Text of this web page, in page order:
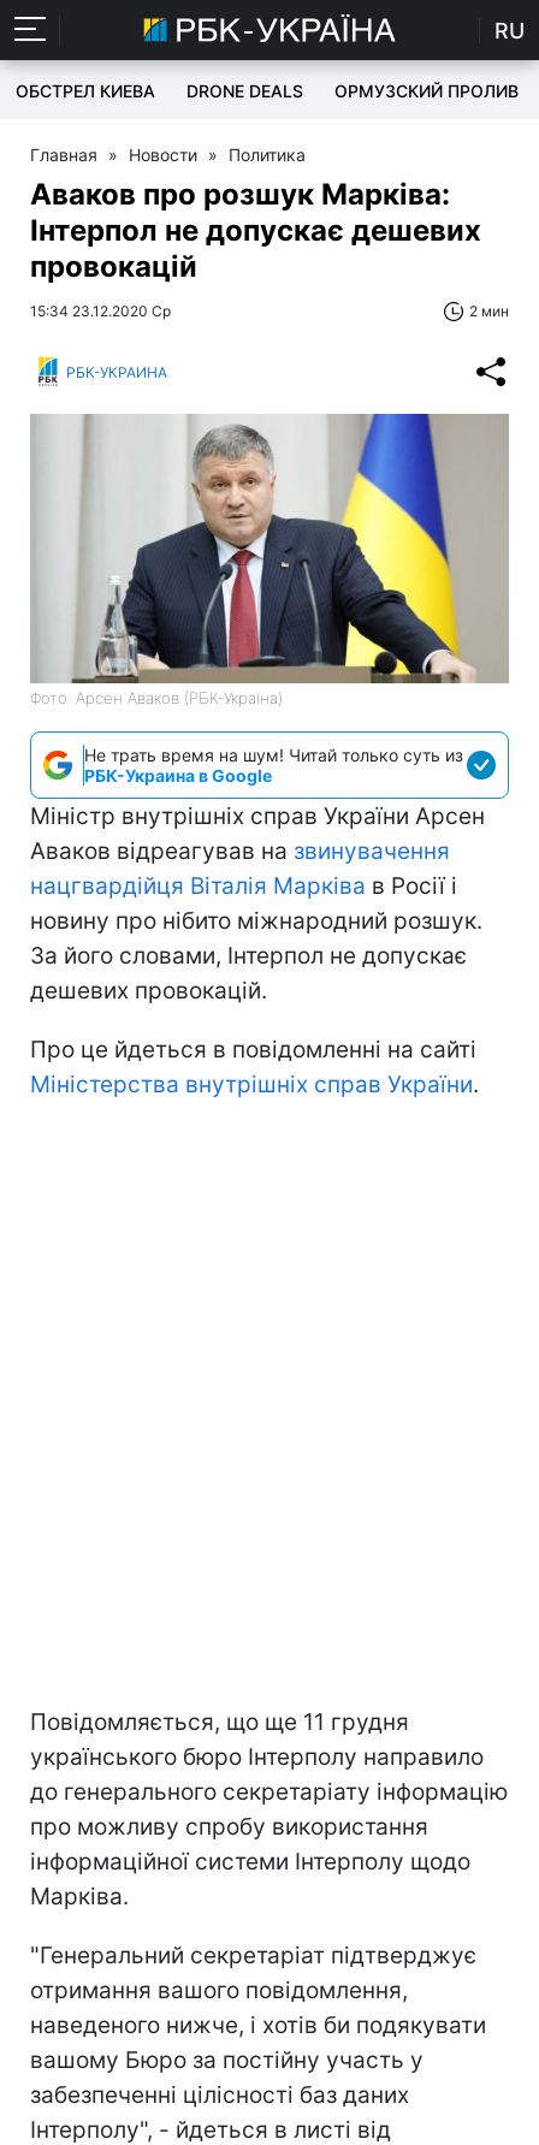
RU
ОБСТРЕЛ КИЕВА DRONE DEALS ОРМУЗСКИЙ ПРОЛИВ
Главная » Новости » Политика
Аваков про розшук Марківа:
Інтерпол не допускає дешевих
провокацій
15:34 23.12.2020 Ср 2 мин
РБК-УКРАИНА
Фото: Арсен Аваков (РБК-Україна)
Не трать время на шум! Читай только суть из
РБК-Украина в Google
Міністр внутрішніх справ України Арсен
Аваков відреагував на звинувачення
нацгвардійця Віталія Марківа в Росії і
новину про нібито міжнародний розшук.
За його словами, Інтерпол не допускає
дешевих провокацій.
Про це йдеться в повідомленні на сайті
Міністерства внутрішніх справ України.
Повідомляється, що ще 11 грудня
українського бюро Інтерполу направило
до генерального секретаріату інформацію
про можливу спробу використання
інформаційної системи Інтерполу щодо
Марківа.
"Генеральний секретаріат підтверджує
отримання вашого повідомлення,
наведеного нижче, і хотів би подякувати
вашому Бюро за постійну участь у
забезпеченні цілісності баз даних
Інтерполу", - йдеться в листі від